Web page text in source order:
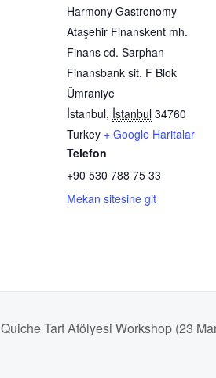
Harmony Gastronomy
Ataşehir Finanskent mh.
Finans cd. Sarphan
Finansbank sit. F Blok
Ümraniye
İstanbul, İstanbul 34760
Turkey + Google Haritalar
Telefon
+90 530 788 75 33
Mekan sitesine git
Quiche Tart Atölyesi Workshop (23